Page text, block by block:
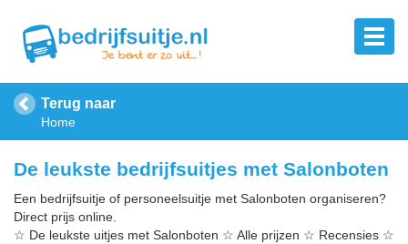
Terug naar
Home
De leukste bedrijfsuitjes met Salonboten
Een bedrijfsuitje of personeelsuitje met Salonboten organiseren?
Direct prijs online.
☆ De leukste uitjes met Salonboten ☆ Alle prijzen ☆ Recensies ☆